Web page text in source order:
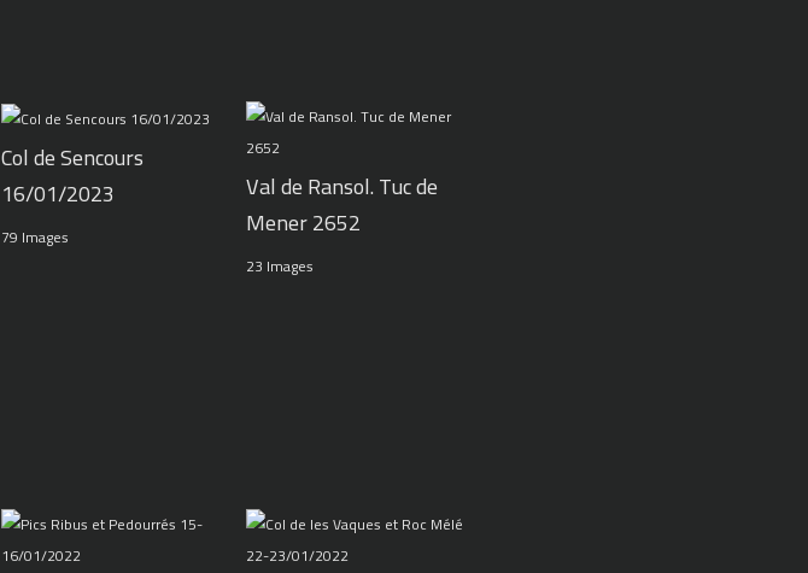
Col de Sencours
16/01/2023
79 Images
Val de Ransol. Tuc de
Mener 2652
23 Images